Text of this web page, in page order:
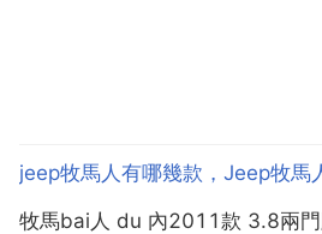
jeep牧馬人有哪幾款，Jeep牧馬
牧馬bai人 du 內2011款 3.8兩